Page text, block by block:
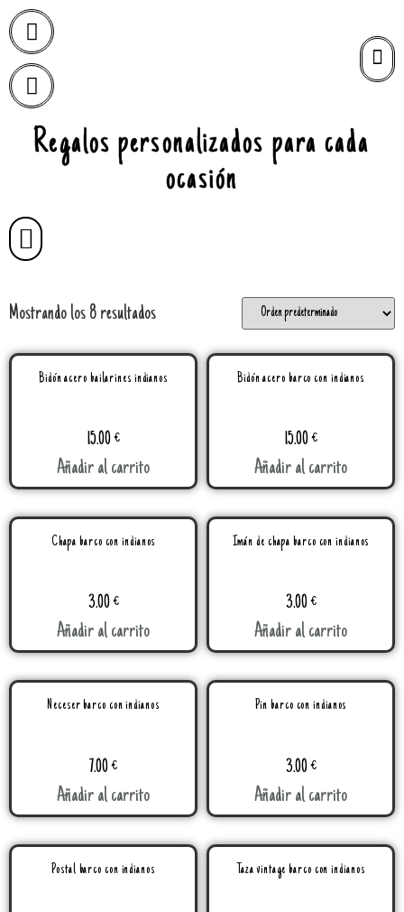
Regalos personalizados para cada
ocasión
Mostrando los 8 resultados
Bidón acero bailarines indianos
15.00€
Añadir al carrito
Bidón acero barco con indianos
15.00€
Añadir al carrito
Chapa barco con indianos
3.00€
Añadir al carrito
Imán de chapa barco con indianos
3.00€
Añadir al carrito
Neceser barco con indianos
7.00€
Añadir al carrito
Pin barco con indianos
3.00€
Añadir al carrito
Postal barco con indianos Taza vintage barco con indianos